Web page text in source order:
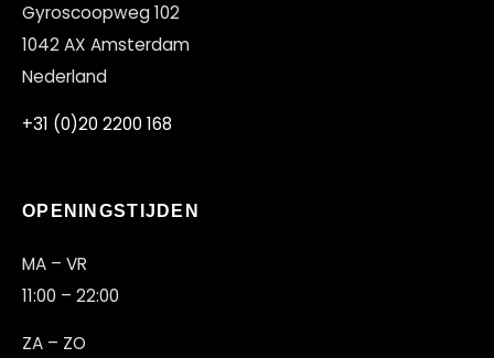
Gyroscoopweg 102
1042 AX Amsterdam
Nederland
+31 (0)20 2200 168
OPENINGSTIJDEN
MA – VR
11:00 – 22:00
ZA – ZO